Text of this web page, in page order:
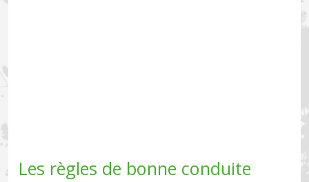
Les règles de bonne conduite